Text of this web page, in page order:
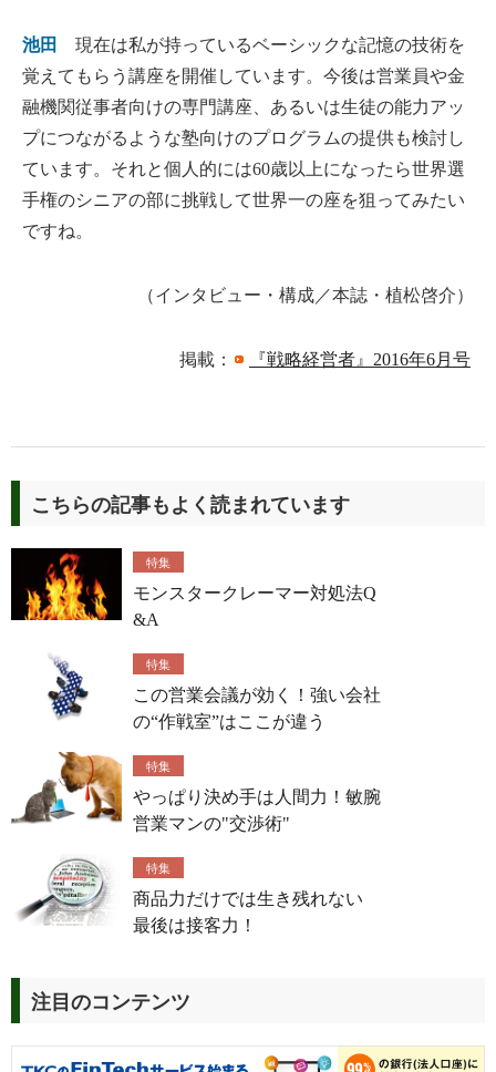
池田
現在は私が持っているベーシックな記憶の技術を
覚えてもらう講座を開催しています。今後は営業員や金
融機関従事者向けの専門講座、あるいは生徒の能力アッ
プにつながるような塾向けのプログラムの提供も検討し
ています。それと個人的には60歳以上になったら世界選
手権のシニアの部に挑戦して世界一の座を狙ってみたい
ですね。
（インタビュー・構成／本誌・植松啓介）
掲載： 『戦略経営者』2016年6月号
こちらの記事もよく読まれています
特集
モンスタークレーマー対処法Q
&A
特集
この営業会議が効く！強い会社
の“作戦室”はここが違う
特集
やっぱり決め手は人間力！敏腕
営業マンの"交渉術"
特集
商品力だけでは生き残れない
最後は接客力！
注目のコンテンツ